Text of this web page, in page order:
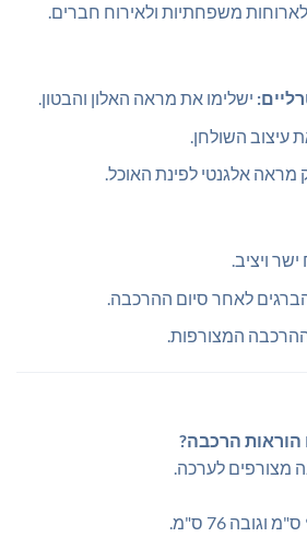
משפחתיות ולאירוח חברים.
ישלימו את מראה האלון והבטון.
עיצוב השולחן.
מראה אלגנטי לפינת האוכל.
ויציב.
לאחר סיום ההרכבה.
המצורפות.
הרכבה?
מצורפים לערכה.